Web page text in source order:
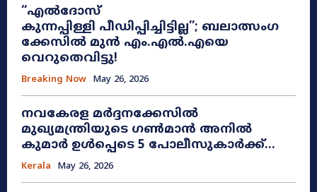
“എൽദോസ്
കുന്നപ്പിള്ളി പീഡിപ്പിച്ചിട്ടില്ല”; ബലാത്സംഗ
ക്കേസിൽ മുൻ എം.എൽ.എയെ
വെറുതെവിട്ടു!
Breaking Now May 26, 2026
നവകേരള മർദ്ദനക്കേസിൽ
മുഖ്യമന്ത്രിയുടെ ഗൺമാൻ അനിൽ
കുമാർ ഉൾപ്പെടെ 5 പോലീസുകാർക്ക്...
Kerala May 26, 2026